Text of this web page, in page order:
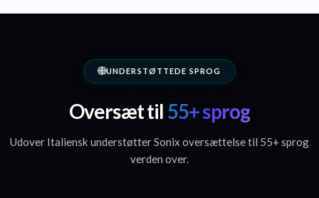
UNDERSTØTTEDE SPROG
Oversæt til 55+ sprog
Udover Italiensk understøtter Sonix oversættelse til 55+ sprog
verden over.